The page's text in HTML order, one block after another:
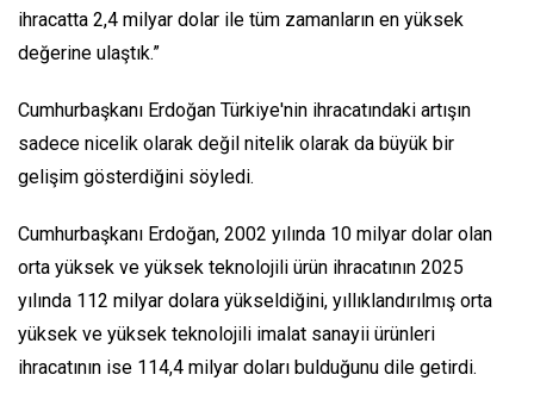
ihracatta 2,4 milyar dolar ile tüm zamanların en yüksek
değerine ulaştık.”
Cumhurbaşkanı Erdoğan Türkiye'nin ihracatındaki artışın
sadece nicelik olarak değil nitelik olarak da büyük bir
gelişim gösterdiğini söyledi.
Cumhurbaşkanı Erdoğan, 2002 yılında 10 milyar dolar olan
orta yüksek ve yüksek teknolojili ürün ihracatının 2025
yılında 112 milyar dolara yükseldiğini, yıllıklandırılmış orta
yüksek ve yüksek teknolojili imalat sanayii ürünleri
ihracatının ise 114,4 milyar doları bulduğunu dile getirdi.